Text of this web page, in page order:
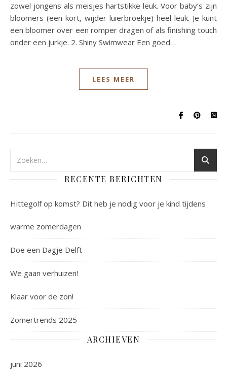
zowel jongens als meisjes hartstikke leuk. Voor baby’s zijn
bloomers (een kort, wijder luierbroekje) heel leuk. Je kunt
een bloomer over een romper dragen of als finishing touch
onder een jurkje. 2. Shiny Swimwear Een goed…
LEES MEER
RECENTE BERICHTEN
Hittegolf op komst? Dit heb je nodig voor je kind tijdens
warme zomerdagen
Doe een Dagje Delft
We gaan verhuizen!
Klaar voor de zon!
Zomertrends 2025
ARCHIEVEN
juni 2026